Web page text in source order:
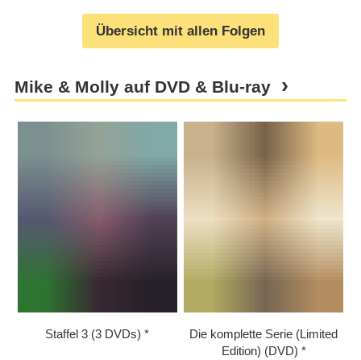
Übersicht mit allen Folgen
Mike & Molly auf DVD & Blu-ray
Staffel 3 (3 DVDs)
Die komplette Serie (Limited
Edition) (DVD)